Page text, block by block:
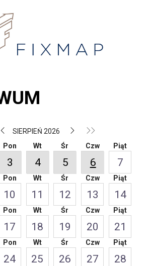
SIERPIEŃ 2026
Pon
3
Wt
4
Śr
5
Czw
6
Piąt
7
Pon
10
Wt
11
Śr
12
Czw
13
Piąt
14
Pon
17
Wt
18
Śr
19
Czw
20
Piąt
21
Pon
24
Wt
25
Śr
26
Czw
27
Piąt
28